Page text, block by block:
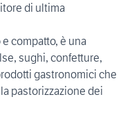
di ultima
compatto, è una
sughi, confetture,
gastronomici che
pastorizzazione dei